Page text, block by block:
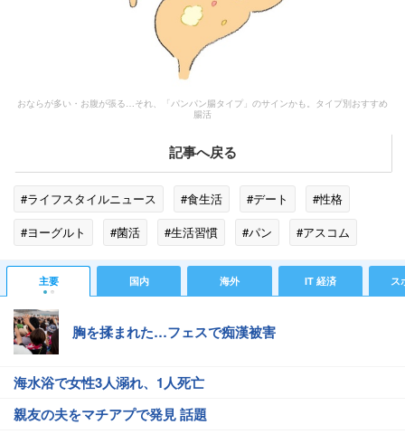
おならが多い・お腹が張る…それ、「パンパン腸タイプ」のサインかも。タイプ別おすすめ
腸活
記事へ戻る
#ライフスタイルニュース #食生活 #デート
#性格
#ヨーグルト
#菌活 #生活習慣 #パン
#アスコム
#スイーツ
#納豆
主要 国内 海外 IT 経済 ス
胸を揉まれた…フェスで痴漢被害
海水浴で女性3人溺れ、1人死亡
親友の夫をマチアプで発見 話題